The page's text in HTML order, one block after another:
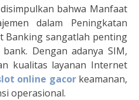
bahwa Manfaat
dalam Peningkatan
Banking sangatlah penting
Dengan adanya SIM,
kualitas layanan Internet
online gacorkeamanan,
operasional.